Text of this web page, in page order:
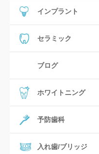
インプラント
セラミック
ブログ
ホワイトニング
予防歯科
入れ歯/ブリッジ